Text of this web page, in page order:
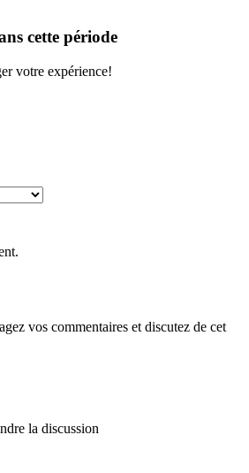
cette période
votre expérience!
vos commentaires et discutez de cet
la discussion